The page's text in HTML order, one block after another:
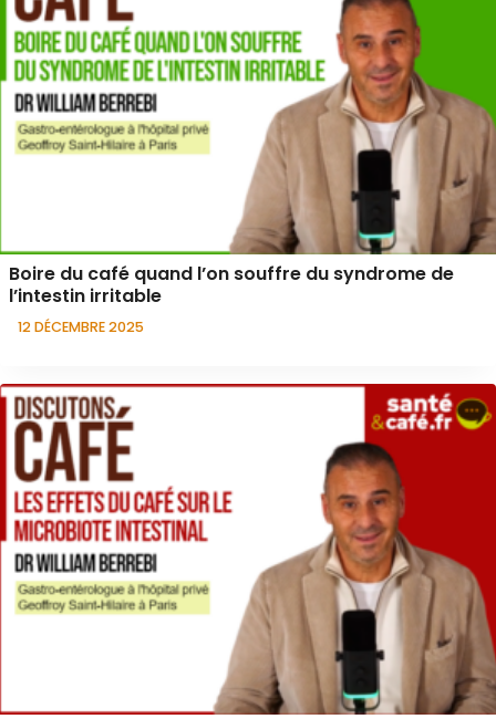
Boire du café quand l’on souffre du syndrome de
l’intestin irritable
12 DÉCEMBRE 2025